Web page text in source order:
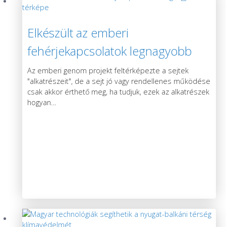
Elkészült az emberi
fehérjekapcsolatok legnagyobb
térképe
Az emberi genom projekt feltérképezte a sejtek
"alkatrészeit", de a sejt jó vagy rendellenes működése
csak akkor érthető meg, ha tudjuk, ezek az alkatrészek
hogyan…